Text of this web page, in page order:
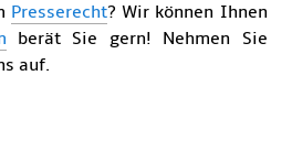
Presserecht? Wir können Ihnen
berät Sie gern! Nehmen Sie
auf.